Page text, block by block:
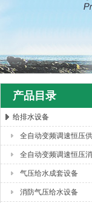
浙江扬子江泵业有限公司
产品目录
给排水设备
全自动变频调速恒压
全自动变频调速恒压
气压给水成套设备
消防气压给水设备